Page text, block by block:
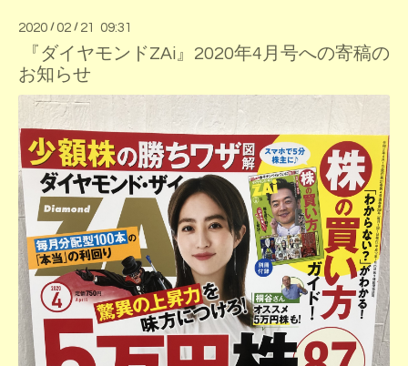
2020 / 02 / 21 09:31
『ダイヤモンドZAi』2020年4月号への寄稿の
お知らせ